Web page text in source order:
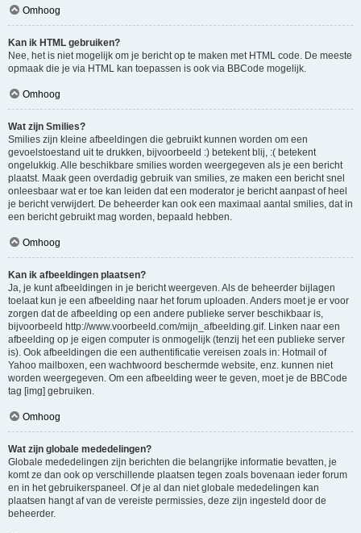
Omhoog
Kan ik HTML gebruiken?
Nee, het is niet mogelijk om je bericht op te maken met HTML code. De meeste
opmaak die je via HTML kan toepassen is ook via BBCode mogelijk.
Omhoog
Wat zijn Smilies?
Smilies zijn kleine afbeeldingen die gebruikt kunnen worden om een
gevoelstoestand uit te drukken, bijvoorbeeld :) betekent blij, :( betekent
ongelukkig. Alle beschikbare smilies worden weergegeven als je een bericht
plaatst. Maak geen overdadig gebruik van smilies, ze maken een bericht snel
onleesbaar wat er toe kan leiden dat een moderator je bericht aanpast of heel
je bericht verwijdert. De beheerder kan ook een maximaal aantal smilies, dat in
een bericht gebruikt mag worden, bepaald hebben.
Omhoog
Kan ik afbeeldingen plaatsen?
Ja, je kunt afbeeldingen in je bericht weergeven. Als de beheerder bijlagen
toelaat kun je een afbeelding naar het forum uploaden. Anders moet je er voor
zorgen dat de afbeelding op een andere publieke server beschikbaar is,
bijvoorbeeld http://www.voorbeeld.com/mijn_afbeelding.gif. Linken naar een
afbeelding op je eigen computer is onmogelijk (tenzij het een publieke server
is). Ook afbeeldingen die een authentificatie vereisen zoals in: Hotmail of
Yahoo mailboxen, een wachtwoord beschermde website, enz. kunnen niet
worden weergegeven. Om een afbeelding weer te geven, moet je de BBCode
tag [img] gebruiken.
Omhoog
Wat zijn globale mededelingen?
Globale mededelingen zijn berichten die belangrijke informatie bevatten, je
komt ze dan ook op verschillende plaatsen tegen zoals bovenaan ieder forum
en in het gebruikerspaneel. Of je al dan niet globale mededelingen kan
plaatsen hangt af van de vereiste permissies, deze zijn ingesteld door de
beheerder.